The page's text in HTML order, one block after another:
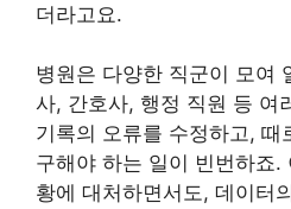
더라고요.
병원은 다양한 직군이 모여
사, 간호사, 행정 직원 등 여
기록의 오류를 수정하고, 때
구해야 하는 일이 빈번하죠
황에 대처하면서도, 데이터